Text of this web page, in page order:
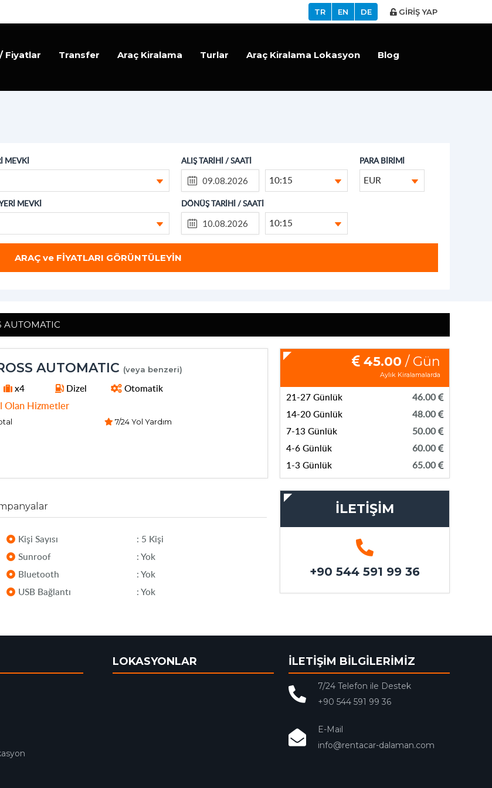
GİRİŞ YAP
DE
EN
TR
Fiyatlar Transfer Araç Kiralama Turlar Araç Kiralama Lokasyon Blog
MEVKİ ALIŞ TARİHİ / SAATİ
10:15
PARA BİRİMİ
EUR
MEVKİ DÖNÜŞ TARİHİ / SAATİ
10:15
AUTOMATIC
AUTOMATIC (veya benzeri)
x4 Dizel Otomatik
Olan Hizmetler
7/24 Yol Yardım
Kişi Sayısı
: 5 Kişi
Sunroof
: Yok
Bluetooth
: Yok
USB Bağlantı
: Yok
45.00 / Gün
Aylık Kiralamalarda
21-27 Günlük
14-20 Günlük
7-13 Günlük
4-6 Günlük
1-3 Günlük
46.00
48.00
50.00
60.00
65.00
İLETİŞİM
+90 544 591 99 36
LOKASYONLAR İLETİŞİM BİLGİLERİMİZ
7/24 Telefon ile Destek
+90 544 591 99 36
E-Mail
info@rentacar-dalaman.com